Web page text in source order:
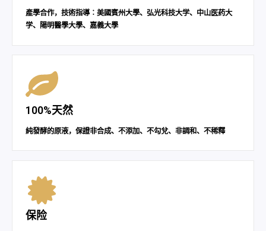
產學合作，技術指導︰美國賓州大學、弘光科技大学、中山医药大
学、陽明醫學大學、嘉義大學
100%天然
純發酵的原液，保證非合成、不添加、不勾兌、非調和、不稀釋
保险